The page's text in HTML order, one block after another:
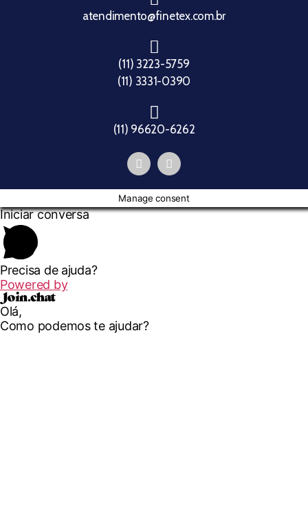
atendimento@finetex.com.br
(11) 3223-5759
(11) 3331-0390
(11) 96620-6262
Manage consent
Iniciar conversa
Precisa de ajuda?
Powered by
Olá,
Como podemos te ajudar?